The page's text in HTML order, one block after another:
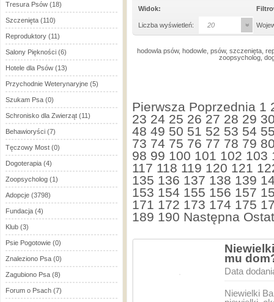
Tresura Psów (18)
Szczenięta (110)
Reproduktory (11)
Salony Piękności (6)
Hotele dla Psów (13)
Przychodnie Weterynaryjne (5)
Szukam Psa (0)
Schronisko dla Zwierząt (11)
Behawioryści (7)
Tęczowy Most (0)
Dogoterapia (4)
Zoopsycholog (1)
Adopcje (3798)
Fundacja (4)
Klub (3)
Psie Pogotowie (0)
Znaleziono Psa (0)
Zagubiono Psa (8)
Forum o Psach (7)
Widok:
Liczba wyświetleń: 20
hodowla psów, hodowle, psów, szczenięta,
zoopsycholog,
Pierwsza Poprzednia 1
23 24 25 26 27 28 29
48 49 50 51 52 53 54
73 74 75 76 77 78 79
98 99 100 101 102 103
117 118 119 120 121
135 136 137 138 139
153 154 155 156 157
171 172 173 174 175
189 190 Następna
mu
Data
Niewielki